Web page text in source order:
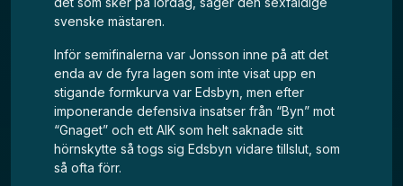
svenske mästaren.
Inför semifinalerna var Jonsson inne på att det
enda av de fyra lagen som inte visat upp en
stigande formkurva var Edsbyn, men efter
imponerande defensiva insatser från “Byn” mot
“Gnaget” och ett AIK som helt saknade sitt
hörnskytte så togs sig Edsbyn vidare tillslut, som
så ofta förr.